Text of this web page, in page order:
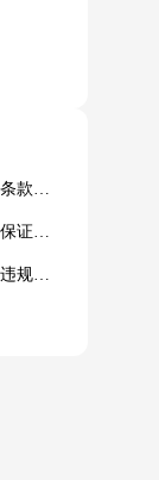
《微信小店优选联盟功能服务条款（带货机构端）》
《微信小店优选联盟带货机构保证金管理规则》
《微信小店优选联盟带货机构违规治理规则》